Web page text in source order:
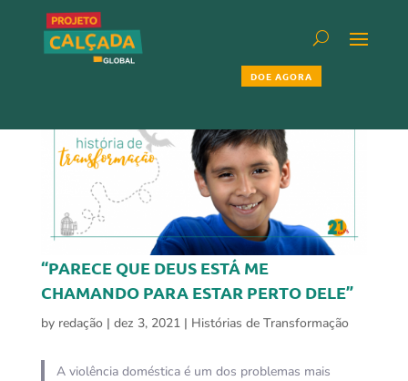
DOE AGORA
“PARECE QUE DEUS ESTÁ ME
CHAMANDO PARA ESTAR PERTO DELE”
by redação| dez 3, 2021| Histórias de Transformação
A violência doméstica é um dos problemas mais